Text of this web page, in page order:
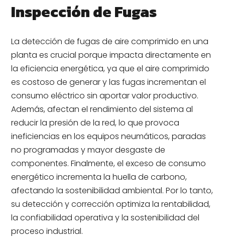
Inspección de Fugas
La detección de fugas de aire comprimido en una
planta es crucial porque impacta directamente en
la eficiencia energética, ya que el aire comprimido
es costoso de generar y las fugas incrementan el
consumo eléctrico sin aportar valor productivo.
Además, afectan el rendimiento del sistema al
reducir la presión de la red, lo que provoca
ineficiencias en los equipos neumáticos, paradas
no programadas y mayor desgaste de
componentes. Finalmente, el exceso de consumo
energético incrementa la huella de carbono,
afectando la sostenibilidad ambiental. Por lo tanto,
su detección y corrección optimiza la rentabilidad,
la confiabilidad operativa y la sostenibilidad del
proceso industrial.